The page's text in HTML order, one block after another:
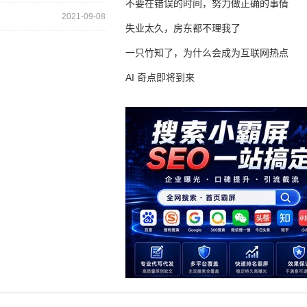
2021-09-08
不要在错误的时间，努力做正确的事情
失业太久，房东都不理我了
一只竹知了，为什么会成为互联网热点
AI 奇点即将到来